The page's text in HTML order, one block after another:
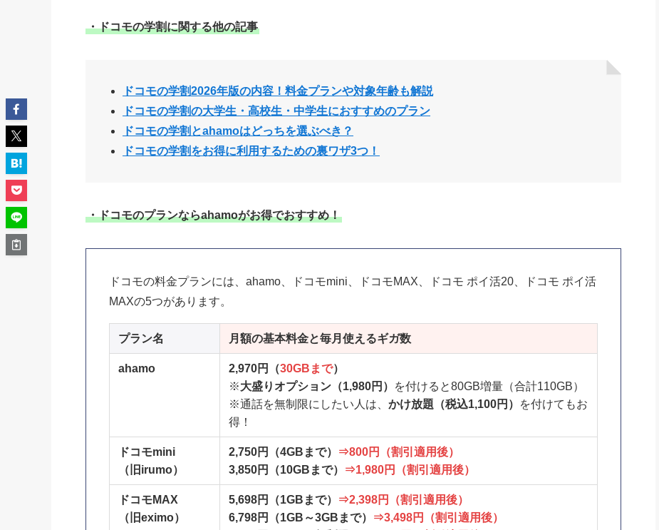
・ドコモの学割に関する他の記事
ドコモの学割2026年版の内容！料金プランや対象年齢も解説
ドコモの学割の大学生・高校生・中学生におすすめのプラン
ドコモの学割とahamoはどっちを選ぶべき？
ドコモの学割をお得に利用するための裏ワザ3つ！
・ドコモのプランならahamoがお得でおすすめ！
ドコモの料金プランには、ahamo、ドコモmini、ドコモMAX、ドコモ ポイ活20、ドコモ ポイ活
MAXの5つがあります。
プラン名 月額の基本料金と毎月使えるギガ数
ahamo 2,970円（30GBまで）
※大盛りオプション（1,980円）
を付けると80GB増量（合計110GB）
※通話を無制限にしたい人は、 かけ放題（税込1,100円）
を付けてもお
得！
ドコモmini
（旧irumo）
2,750円（4GBまで）
⇒800円（割引適用後）
3,850円（10GBまで）
⇒1,980円（割引適用後）
ドコモMAX
（旧eximo）
5,698円（1GBまで）
⇒2,398円（割引適用後）
6,798円（1GB～3GBまで）
⇒3,498円（割引適用後）